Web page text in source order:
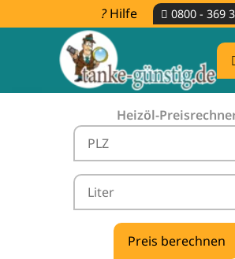
Hilfe 0800 - 369
Heizöl-
Heizölpreise Pirna -
vergleichen & günstig tanken